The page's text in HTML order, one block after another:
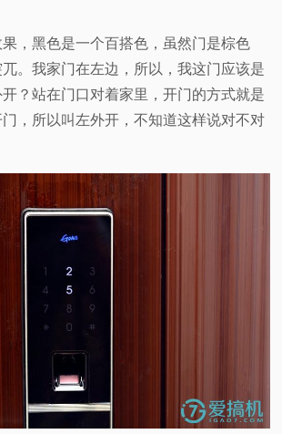
，黑色是一个百搭色，虽然门是棕色
。我家门在左边，所以，我这门应该是
？站在门口对着家里，开门的方式就是
，所以叫左外开，不知道这样说对不对